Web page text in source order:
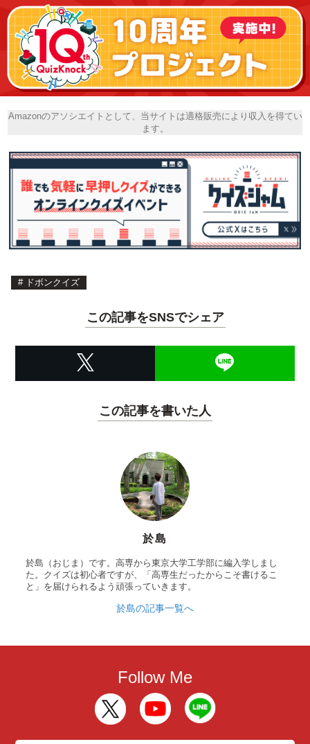
Amazonのアソシエイトとして、当サイトは適格販売により収入を得てい
ます。
# ドボンクイズ
この記事をSNSでシェア
この記事を書いた人
於島
於島（おじま）です。高専から東京大学工学部に編入学しまし
た。クイズは初心者ですが、「高専生だったからこそ書けるこ
と」を届けられるよう頑張っていきます。
於島の記事一覧へ
Follow Me